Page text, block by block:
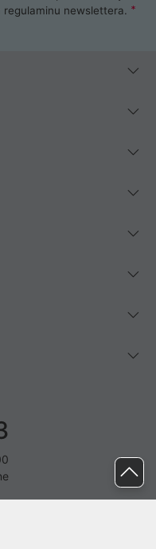
regulaminu newslettera.